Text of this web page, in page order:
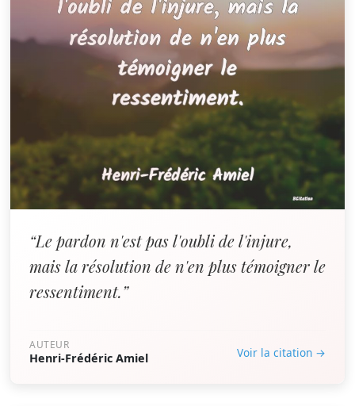
“Le pardon n'est pas l'oubli de l'injure,
mais la résolution de n'en plus témoigner le
ressentiment.”
AUTEUR
Henri-Frédéric Amiel Voir la citation →